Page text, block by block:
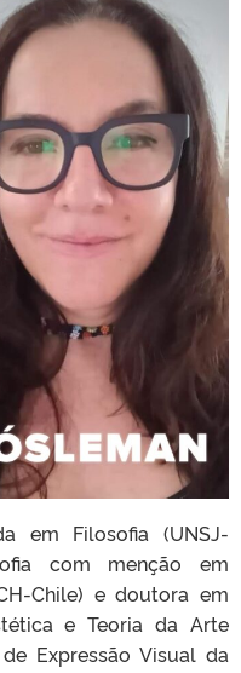
em Filosofia (UNSJ-
com menção em
Chile) e doutora em
e Teoria da Arte
Expressão Visual da